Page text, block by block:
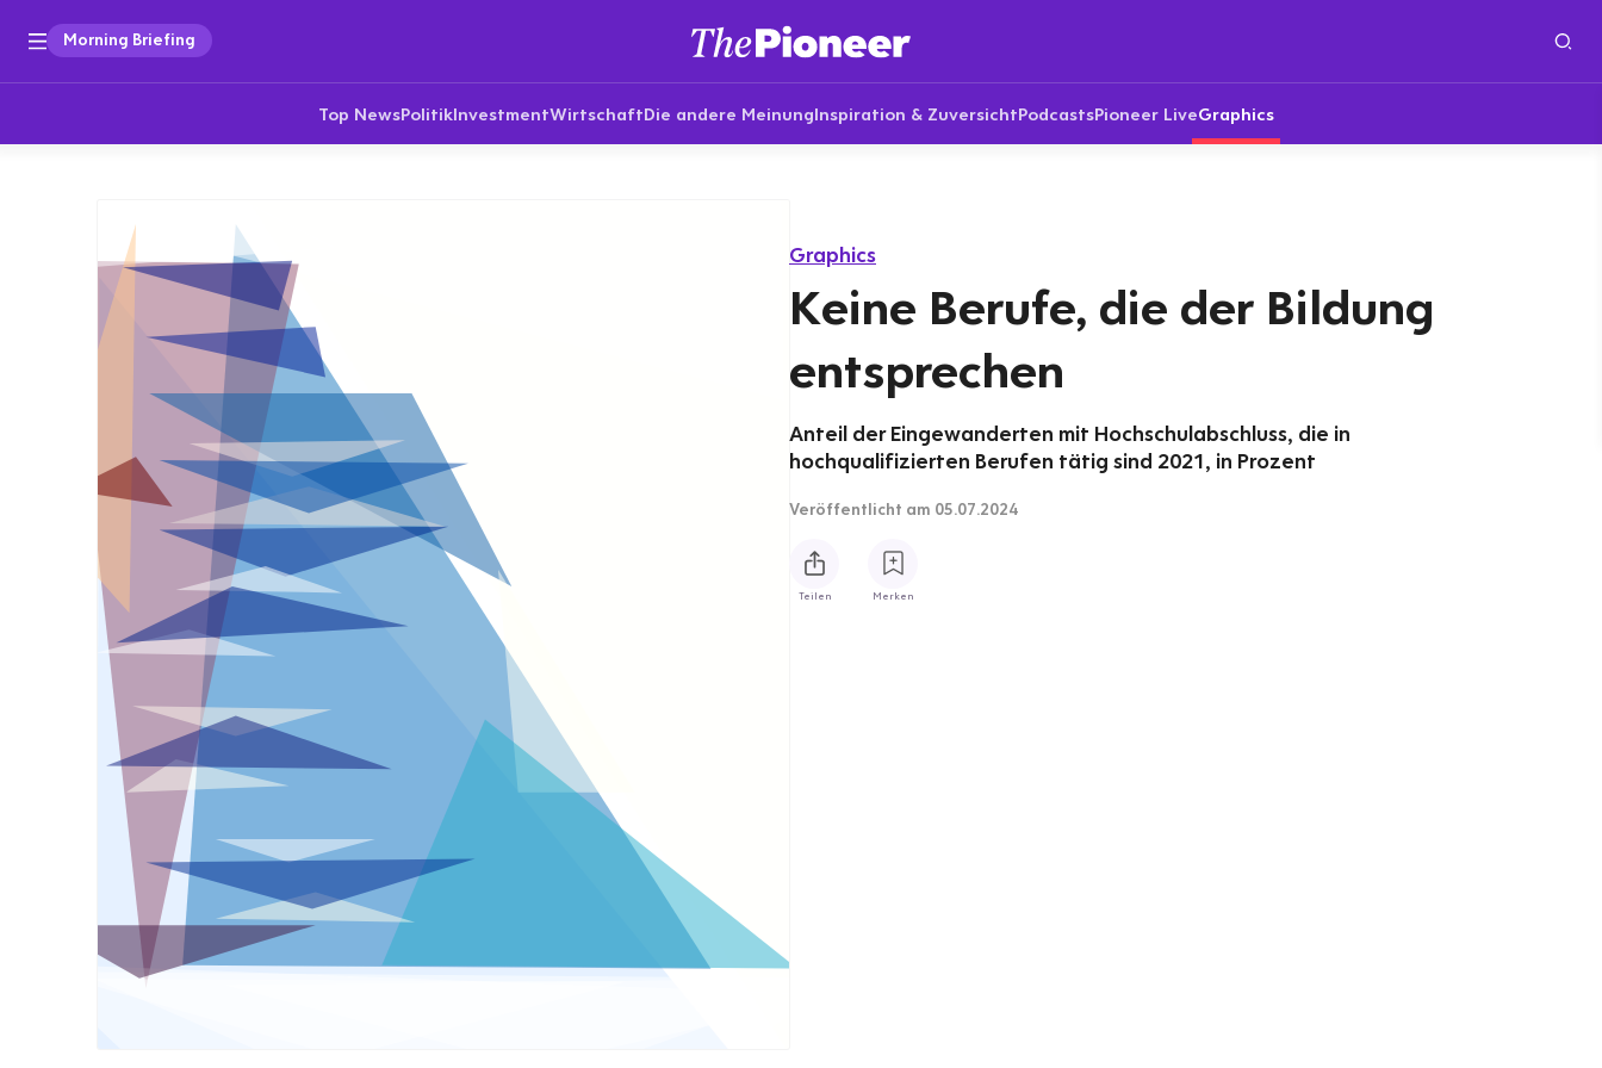
Morning Briefing
Top NewsPolitikInvestmentWirtschaftDie andere MeinungInspiration & ZuversichtPodcastsPioneer LiveGraphics
Graphics
Keine Berufe, die der Bildung
entsprechen
Anteil der Eingewanderten mit Hochschulabschluss, die in
hochqualifizierten Berufen tätig sind 2021, in Prozent
Veröffentlicht am 05.07.2024
Teilen Merken